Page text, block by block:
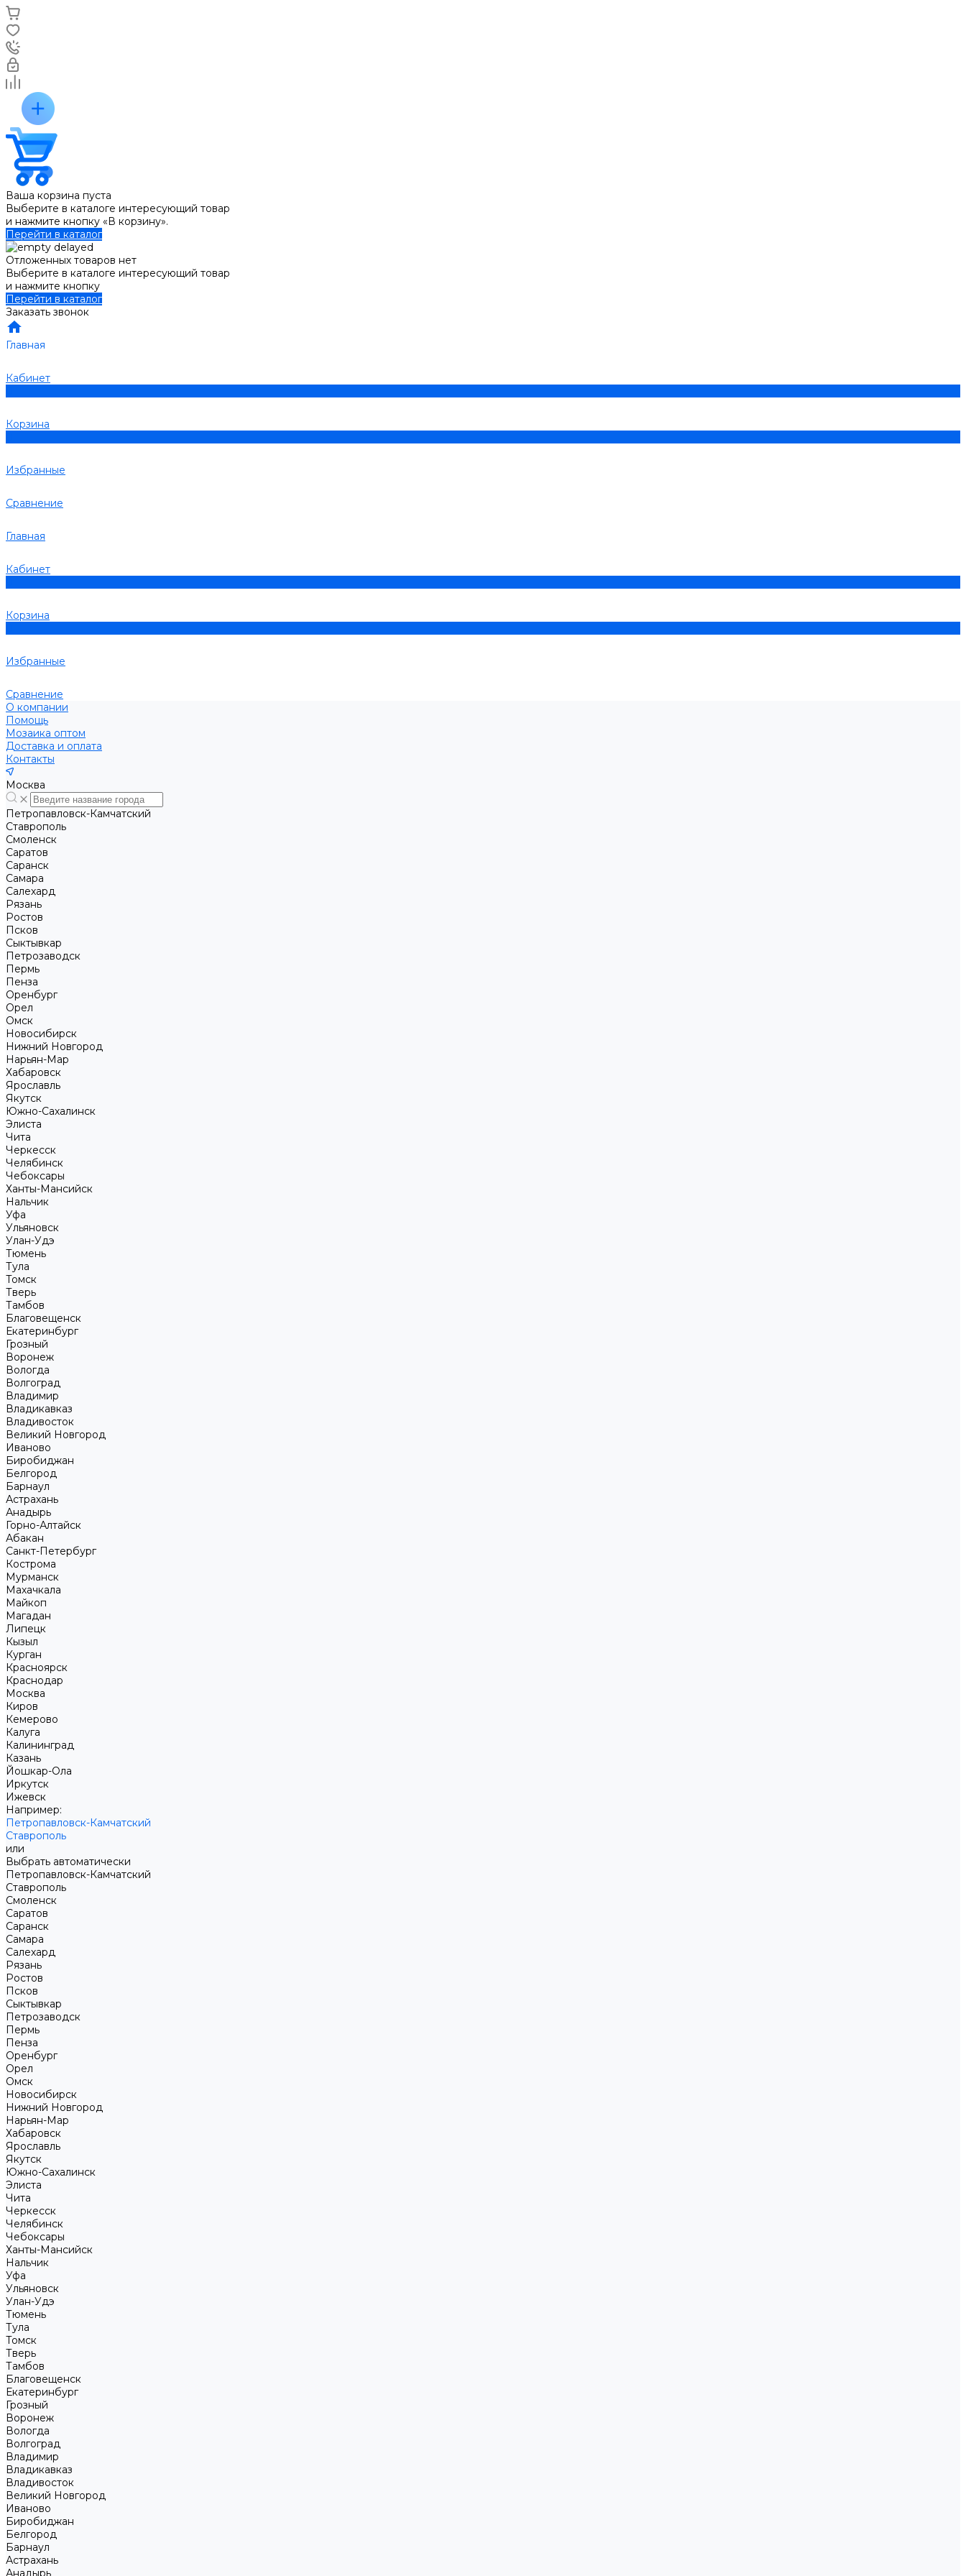
Ваша корзина пуста
Выберите в каталоге интересующий товар
и нажмите кнопку «В корзину».
Перейти в каталог
Отложенных товаров нет
Выберите в каталоге интересующий товар
и нажмите кнопку
Перейти в каталог
Заказать звонок
Главная
Кабинет
Корзина
Избранные
Сравнение
Главная
Кабинет
Корзина
Избранные
Сравнение
О компании
Помощь
Мозаика оптом
Доставка и оплата
Контакты
Москва
Петропавловск-Камчатский
Ставрополь
Смоленск
Саратов
Саранск
Самара
Салехард
Рязань
Ростов
Псков
Сыктывкар
Петрозаводск
Пермь
Пенза
Оренбург
Орел
Омск
Новосибирск
Нижний Новгород
Нарьян-Мар
Хабаровск
Ярославль
Якутск
Южно-Сахалинск
Элиста
Чита
Черкесск
Челябинск
Чебоксары
Ханты-Мансийск
Нальчик
Уфа
Ульяновск
Улан-Удэ
Тюмень
Тула
Томск
Тверь
Тамбов
Благовещенск
Екатеринбург
Грозный
Воронеж
Вологда
Волгоград
Владимир
Владикавказ
Владивосток
Великий Новгород
Иваново
Биробиджан
Белгород
Барнаул
Астрахань
Анадырь
Горно-Алтайск
Абакан
Санкт-Петербург
Кострома
Мурманск
Махачкала
Майкоп
Магадан
Липецк
Кызыл
Курган
Красноярск
Краснодар
Москва
Киров
Кемерово
Калуга
Калининград
Казань
Йошкар-Ола
Иркутск
Ижевск
Например:
Петропавловск-Камчатский
Ставрополь
или
Выбрать автоматически
Петропавловск-Камчатский
Ставрополь
Смоленск
Саратов
Саранск
Самара
Салехард
Рязань
Ростов
Псков
Сыктывкар
Петрозаводск
Пермь
Пенза
Оренбург
Орел
Омск
Новосибирск
Нижний Новгород
Нарьян-Мар
Хабаровск
Ярославль
Якутск
Южно-Сахалинск
Элиста
Чита
Черкесск
Челябинск
Чебоксары
Ханты-Мансийск
Нальчик
Уфа
Ульяновск
Улан-Удэ
Тюмень
Тула
Томск
Тверь
Тамбов
Благовещенск
Екатеринбург
Грозный
Воронеж
Вологда
Волгоград
Владимир
Владикавказ
Владивосток
Великий Новгород
Иваново
Биробиджан
Белгород
Барнаул
Астрахань
Анадырь